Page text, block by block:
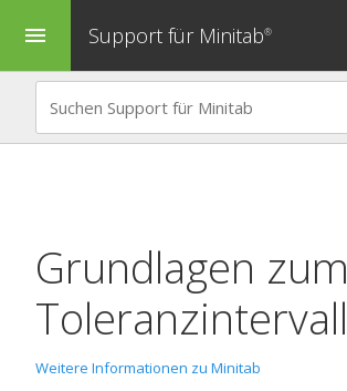
menu Support für Minitab®
Grundlagen zum
Toleranzintervall
Weitere Informationen zu Minitab